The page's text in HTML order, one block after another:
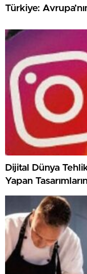
Türkiye:
Dijital Dünya
Yapan